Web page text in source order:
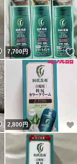
いいね！
7,700円
いいね！
2,800円